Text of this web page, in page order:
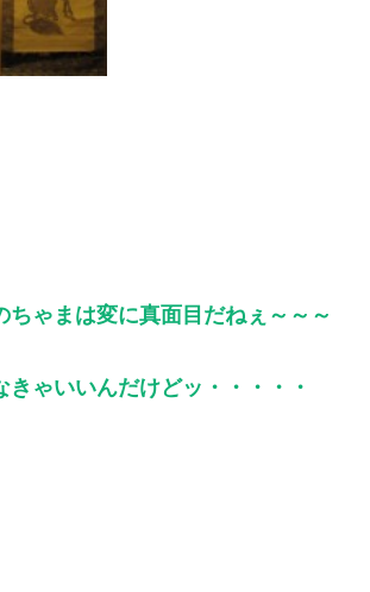
ちゃまは変に真面目だねぇ～～～
きゃいいんだけどッ・・・・・